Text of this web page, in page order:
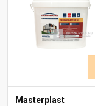
Masterplast